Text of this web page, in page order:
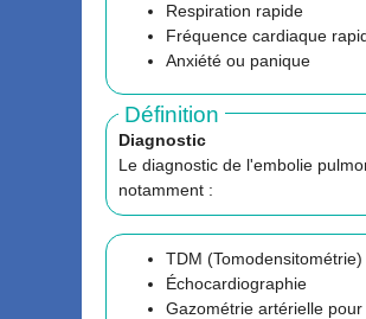
Respiration rapide
Fréquence cardiaque
Anxiété ou panique
Définition
Diagnostic
Le diagnostic de l'embolie
notamment :
TDM
Échocardiographie
Gazométrie artérielle